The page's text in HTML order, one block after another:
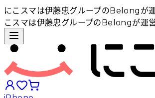
にこスマは伊藤忠グループのBelongが
こスマは伊藤忠グループのBelongが運